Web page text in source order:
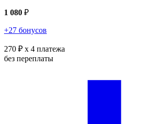
1 080 ₽
+27 бонусов
270 ₽ x 4 платежа
без переплаты